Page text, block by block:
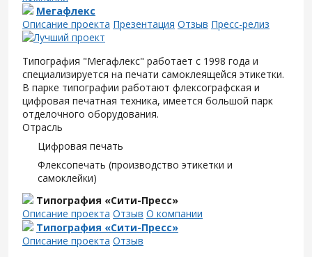
Мегафлекс
Описание проекта Презентация Отзыв Пресс-релиз
Типография "Мегафлекс" работает с 1998 года и
специализируется на печати самоклеящейся этикетки.
В парке типографии работают флексографская и
цифровая печатная техника, имеется большой парк
отделочного оборудования.
Отрасль
Цифровая печать
Флексопечать (производство этикетки и
самоклейки)
Типография «Сити-Пресс»
Описание проекта Отзыв О компании
Типография «Сити-Пресс»
Описание проекта Отзыв